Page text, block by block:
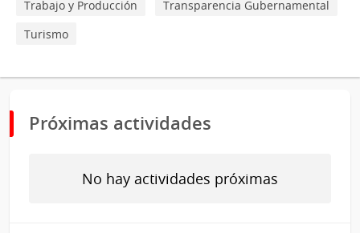
Trabajo y Producción
Transparencia Gubernamental
Turismo
Próximas actividades
No hay actividades próximas